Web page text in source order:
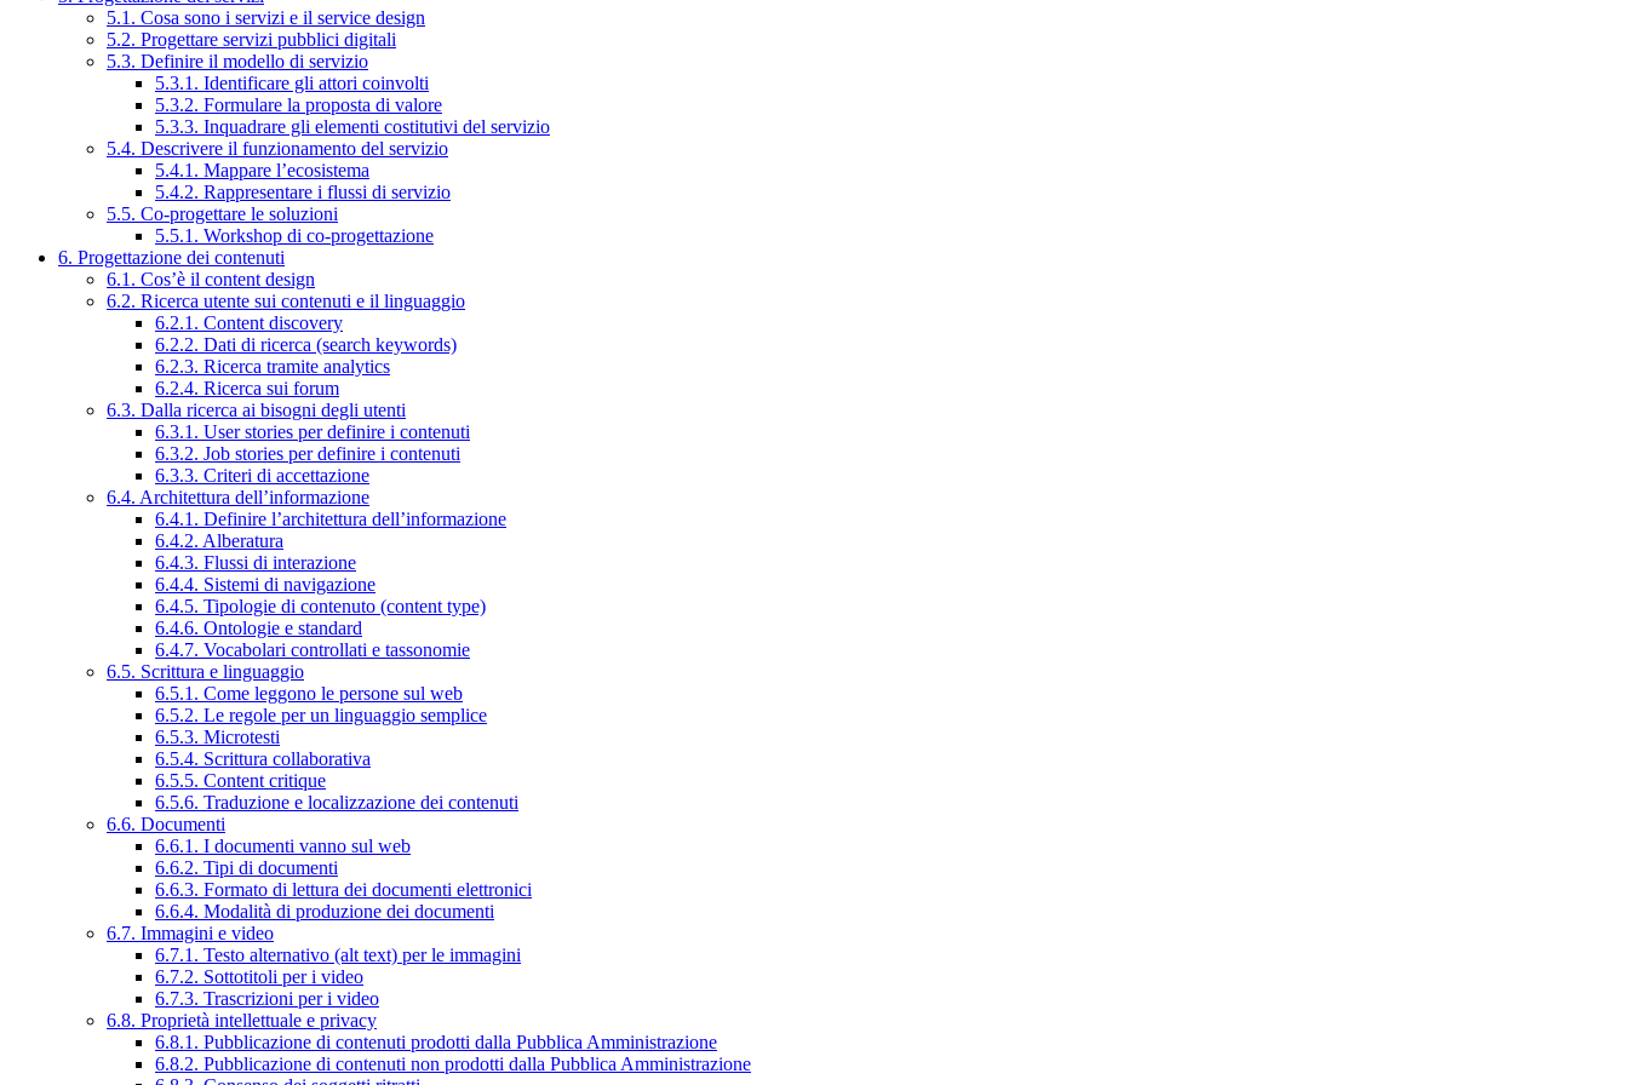
5.1. Cosa sono i servizi e il service design
5.2. Progettare servizi pubblici digitali
5.3. Definire il modello di servizio
5.3.1. Identificare gli attori coinvolti
5.3.2. Formulare la proposta di valore
5.3.3. Inquadrare gli elementi costitutivi del servizio
5.4. Descrivere il funzionamento del servizio
5.4.1. Mappare l’ecosistema
5.4.2. Rappresentare i flussi di servizio
5.5. Co-progettare le soluzioni
5.5.1. Workshop di co-progettazione
6. Progettazione dei contenuti
6.1. Cos’è il content design
6.2. Ricerca utente sui contenuti e il linguaggio
6.2.1. Content discovery
6.2.2. Dati di ricerca (search keywords)
6.2.3. Ricerca tramite analytics
6.2.4. Ricerca sui forum
6.3. Dalla ricerca ai bisogni degli utenti
6.3.1. User stories per definire i contenuti
6.3.2. Job stories per definire i contenuti
6.3.3. Criteri di accettazione
6.4. Architettura dell’informazione
6.4.1. Definire l’architettura dell’informazione
6.4.2. Alberatura
6.4.3. Flussi di interazione
6.4.4. Sistemi di navigazione
6.4.5. Tipologie di contenuto (content type)
6.4.6. Ontologie e standard
6.4.7. Vocabolari controllati e tassonomie
6.5. Scrittura e linguaggio
6.5.1. Come leggono le persone sul web
6.5.2. Le regole per un linguaggio semplice
6.5.3. Microtesti
6.5.4. Scrittura collaborativa
6.5.5. Content critique
6.5.6. Traduzione e localizzazione dei contenuti
6.6. Documenti
6.6.1. I documenti vanno sul web
6.6.2. Tipi di documenti
6.6.3. Formato di lettura dei documenti elettronici
6.6.4. Modalità di produzione dei documenti
6.7. Immagini e video
6.7.1. Testo alternativo (alt text) per le immagini
6.7.2. Sottotitoli per i video
6.7.3. Trascrizioni per i video
6.8. Proprietà intellettuale e privacy
6.8.1. Pubblicazione di contenuti prodotti dalla Pubblica Amministrazione
6.8.2. Pubblicazione di contenuti non prodotti dalla Pubblica Amministrazione